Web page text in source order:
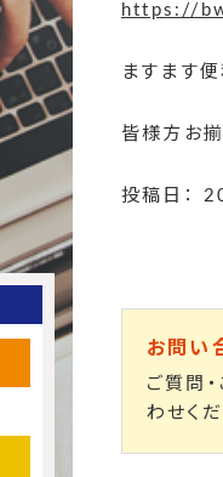
https://
ますます便
皆様方お揃
投稿日：
お問い
ご質問
わせくだ